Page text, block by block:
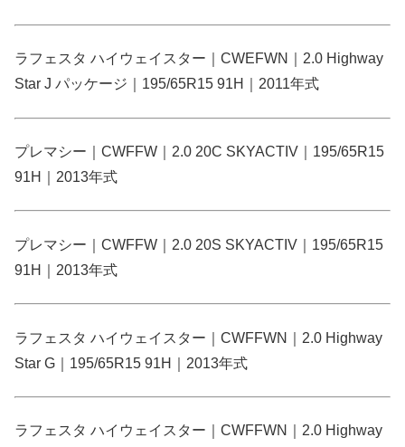
ラフェスタ ハイウェイスター｜CWEFWN｜2.0 Highway
Star J パッケージ｜195/65R15 91H｜2011年式
プレマシー｜CWFFW｜2.0 20C SKYACTIV｜195/65R15
91H｜2013年式
プレマシー｜CWFFW｜2.0 20S SKYACTIV｜195/65R15
91H｜2013年式
ラフェスタ ハイウェイスター｜CWFFWN｜2.0 Highway
Star G｜195/65R15 91H｜2013年式
ラフェスタ ハイウェイスター｜CWFFWN｜2.0 Highway